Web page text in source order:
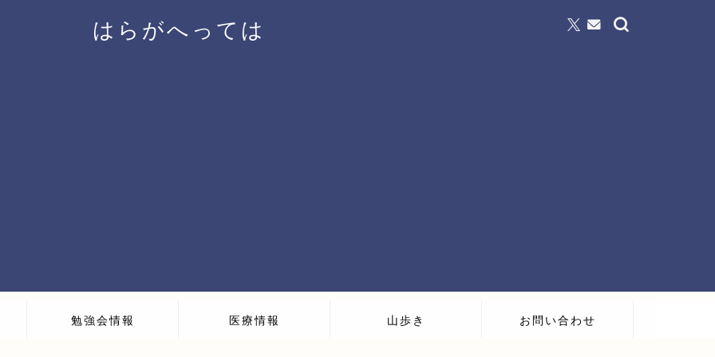
はらがへっては
勉強会情報 医療情報 山歩き お問い合わせ